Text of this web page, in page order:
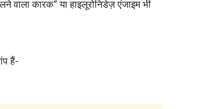
वाला कारक” या हाइलूरोनिडेज़ एंजाइम भी
हैं-